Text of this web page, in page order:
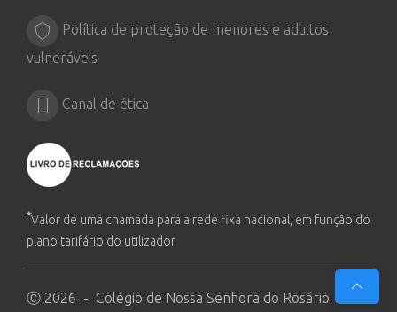
Política de proteção de menores e adultos
vulneráveis
Canal de ética
*Valor de uma chamada para a rede fixa nacional, em função do
plano tarifário do utilizador
Ⓒ 2026 - Colégio de Nossa Senhora do Rosário